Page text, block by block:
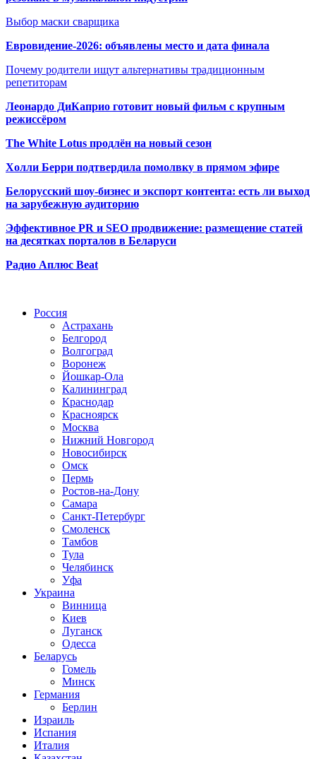
Выбор маски сварщика
Евровидение-2026: объявлены место и дата финала
Почему родители ищут альтернативы традиционным
репетиторам
Леонардо ДиКаприо готовит новый фильм с крупным
режиссёром
The White Lotus продлён на новый сезон
Холли Берри подтвердила помолвку в прямом эфире
Белорусский шоу-бизнес и экспорт контента: есть ли выход
на зарубежную аудиторию
Эффективное PR и SEO продвижение: размещение статей
на десятках порталов в Беларуси
Радио Аплюс Beat
Россия
Астрахань
Белгород
Волгоград
Воронеж
Йошкар-Ола
Калининград
Краснодар
Красноярск
Москва
Нижний Новгород
Новосибирск
Омск
Пермь
Ростов-на-Дону
Самара
Санкт-Петербург
Смоленск
Тамбов
Тула
Челябинск
Уфа
Украина
Винница
Киев
Луганск
Одесса
Беларусь
Гомель
Минск
Германия
Берлин
Израиль
Испания
Италия